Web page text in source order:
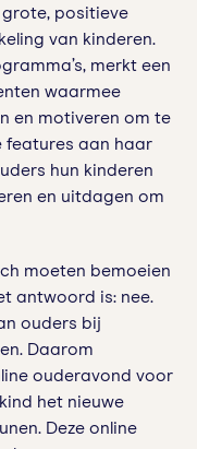
positieve
van kinderen.
merkt een
waarmee
en motiveren om te
features aan haar
hun kinderen
en uitdagen om
moeten bemoeien
antwoord is: nee.
ouders bij
Daarom
ouderavond voor
het nieuwe
Deze online